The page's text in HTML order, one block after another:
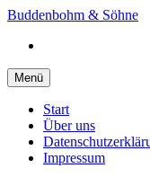
Springe
Inhalt
Buddenbohm & Söhne
Menü
Start
Über uns
Impressum